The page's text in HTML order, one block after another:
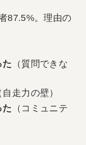
87.5%。理由の
た （質問できな
自走力の壁）
た （コミュニテ